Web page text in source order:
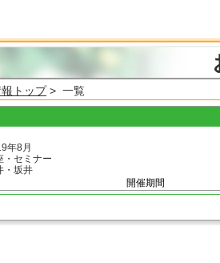
トップ> 一覧
年8月
・セミナー
・坂井
開催期間